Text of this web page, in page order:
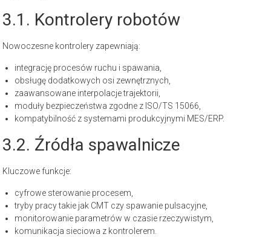
3.1. Kontrolery robotów
Nowoczesne kontrolery zapewniają:
integrację procesów ruchu i spawania,
obsługę dodatkowych osi zewnętrznych,
zaawansowane interpolacje trajektorii,
moduły bezpieczeństwa zgodne z ISO/TS 15066,
kompatybilność z systemami produkcyjnymi MES/ERP.
3.2. Źródła spawalnicze
Kluczowe funkcje:
cyfrowe sterowanie procesem,
tryby pracy takie jak CMT czy spawanie pulsacyjne,
monitorowanie parametrów w czasie rzeczywistym,
komunikacja sieciowa z kontrolerem.